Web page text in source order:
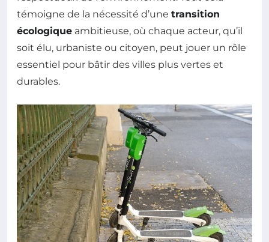
témoigne de la nécessité d’une transition
écologique ambitieuse, où chaque acteur, qu’il
soit élu, urbaniste ou citoyen, peut jouer un rôle
essentiel pour bâtir des villes plus vertes et
durables.